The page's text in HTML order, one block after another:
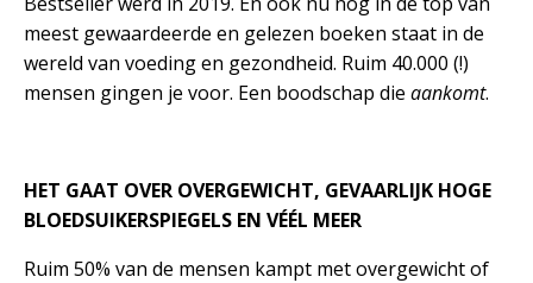
meest gewaardeerde en gelezen boeken staat in de
wereld van voeding en gezondheid. Ruim 40.000 (!)
mensen gingen je voor. Een boodschap die aankomt.
HET GAAT OVER OVERGEWICHT, GEVAARLIJK HOGE
BLOEDSUIKERSPIEGELS EN VÉÉL MEER
Ruim 50% van de mensen kampt met overgewicht of